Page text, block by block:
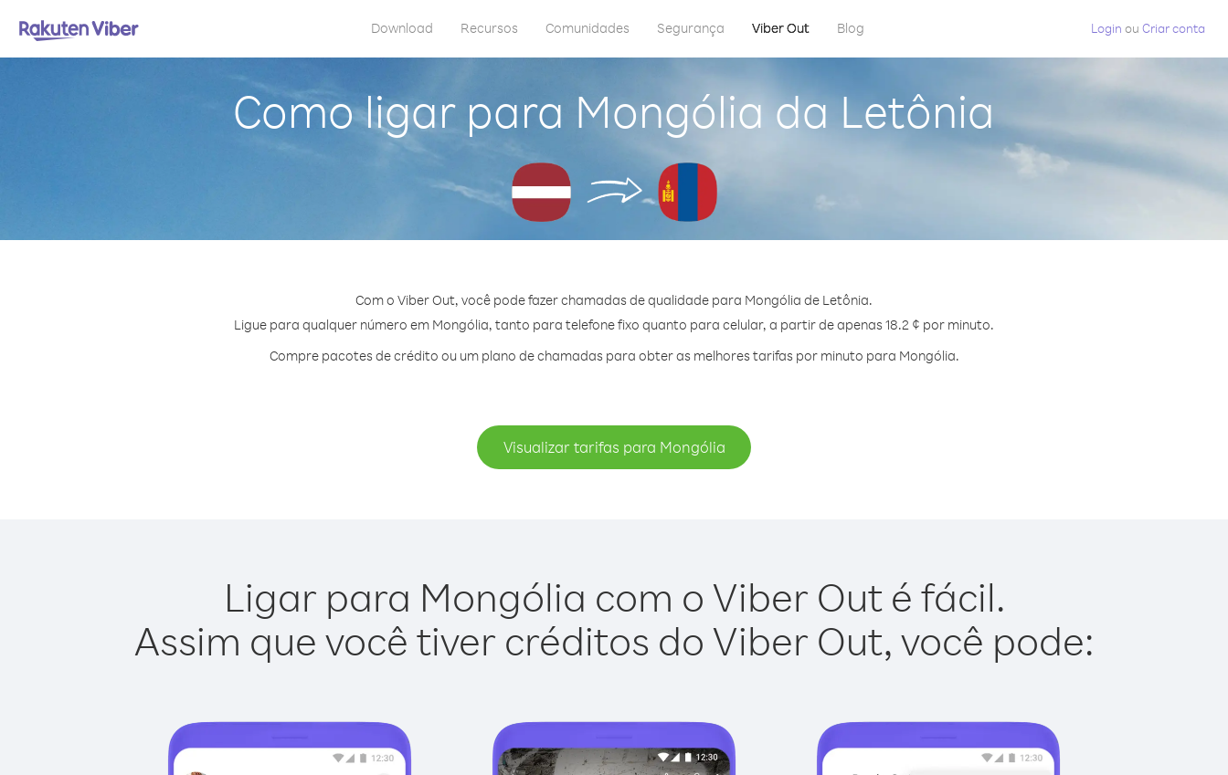
Download Recursos Comunidades Segurança Viber Out Blog Login ou Criar conta
Como ligar para Mongólia da Letônia
Com o Viber Out, você pode fazer chamadas de qualidade para Mongólia de Letônia.
Ligue para qualquer número em Mongólia, tanto para telefone fixo quanto para celular, a partir de apenas 18.2 ¢ por minuto.
Compre pacotes de crédito ou um plano de chamadas para obter as melhores tarifas por minuto para Mongólia.
Visualizar tarifas para Mongólia
Ligar para Mongólia com o Viber Out é fácil.
Assim que você tiver créditos do Viber Out, você pode: